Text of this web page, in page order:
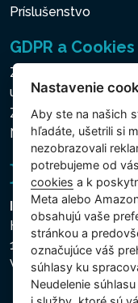
Príslušenstvo
GDPR a Cookies
Zásady ochrany
údajov
Zásady používania
Nastavenie cookies
Intex Trading, s.r.o.
Hradecká 2526/3
130 00 Praha 3
Vinohrady - Česká
Nastavenie
Aby ste na našich
hľadáte, ušetrili si
nezobrazovali
potrebujeme od
cookies a k
Meta alebo
obsahujú vaše
stránkou a
označujúce váš
súhlasy ku
Neudelenie